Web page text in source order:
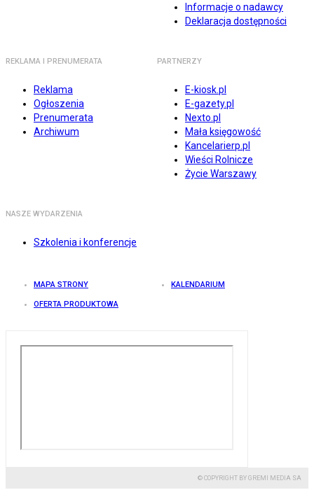
Informacje o nadawcy
Deklaracja dostępności
REKLAMA I PRENUMERATA
Reklama
Ogłoszenia
Prenumerata
Archiwum
PARTNERZY
E-kiosk.pl
E-gazety.pl
Nexto.pl
Mała księgowość
Kancelarierp.pl
Wieści Rolnicze
Życie Warszawy
NASZE WYDARZENIA
Szkolenia i konferencje
MAPA STRONY KALENDARIUM
OFERTA PRODUKTOWA
© COPYRIGHT BY GREMI MEDIA SA